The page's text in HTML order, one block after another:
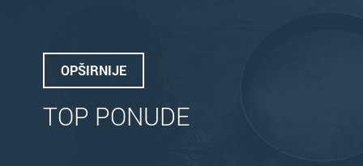
OPŠIRNIJE
TOP PONUDE